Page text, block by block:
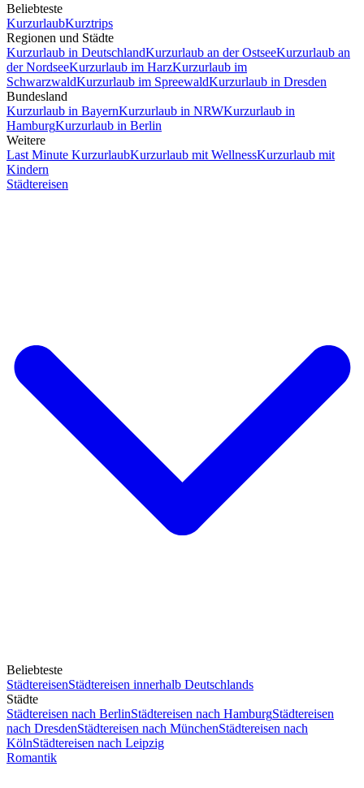
Beliebteste
KurzurlaubKurztrips
Regionen und Städte
Kurzurlaub in DeutschlandKurzurlaub an der OstseeKurzurlaub an
der NordseeKurzurlaub im HarzKurzurlaub im
SchwarzwaldKurzurlaub im SpreewaldKurzurlaub in Dresden
Bundesland
Kurzurlaub in BayernKurzurlaub in NRWKurzurlaub in
HamburgKurzurlaub in Berlin
Weitere
Last Minute KurzurlaubKurzurlaub mit WellnessKurzurlaub mit
Kindern
Städtereisen
Beliebteste
StädtereisenStädtereisen innerhalb Deutschlands
Städte
Städtereisen nach BerlinStädtereisen nach HamburgStädtereisen
nach DresdenStädtereisen nach MünchenStädtereisen nach
KölnStädtereisen nach Leipzig
Romantik